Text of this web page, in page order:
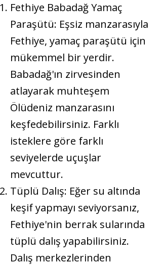
Fethiye Babadağ Yamaç
Paraşütü: Eşsiz manzarasıyla
Fethiye, yamaç paraşütü için
mükemmel bir yerdir.
Babadağ'ın zirvesinden
atlayarak muhteşem
Ölüdeniz manzarasını
keşfedebilirsiniz. Farklı
isteklere göre farklı
seviyelerde uçuşlar
mevcuttur.
Tüplü Dalış: Eğer su altında
keşif yapmayı seviyorsanız,
Fethiye'nin berrak sularında
tüplü dalış yapabilirsiniz.
Dalış merkezlerinden